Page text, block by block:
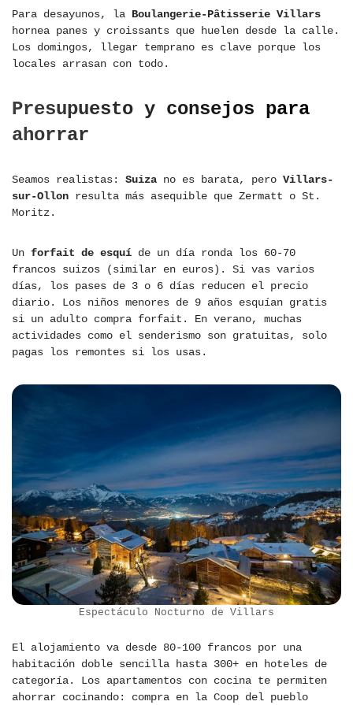
Para desayunos, la Boulangerie-Pâtisserie Villars
hornea panes y croissants que huelen desde la calle.
Los domingos, llegar temprano es clave porque los
locales arrasan con todo.
Presupuesto y consejos para
ahorrar
Seamos realistas: Suiza no es barata, pero Villars-
sur-Ollon resulta más asequible que Zermatt o St.
Moritz.
Un forfait de esquí de un día ronda los 60-70
francos suizos (similar en euros). Si vas varios
días, los pases de 3 o 6 días reducen el precio
diario. Los niños menores de 9 años esquían gratis
si un adulto compra forfait. En verano, muchas
actividades como el senderismo son gratuitas, solo
pagas los remontes si los usas.
Espectáculo Nocturno de Villars
El alojamiento va desde 80-100 francos por una
habitación doble sencilla hasta 300+ en hoteles de
categoría. Los apartamentos con cocina te permiten
ahorrar cocinando: compra en la Coop del pueblo